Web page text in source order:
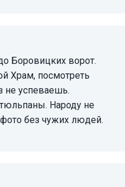
Храм, посмотреть
не успеваешь.
Народу не
фото без чужих людей.